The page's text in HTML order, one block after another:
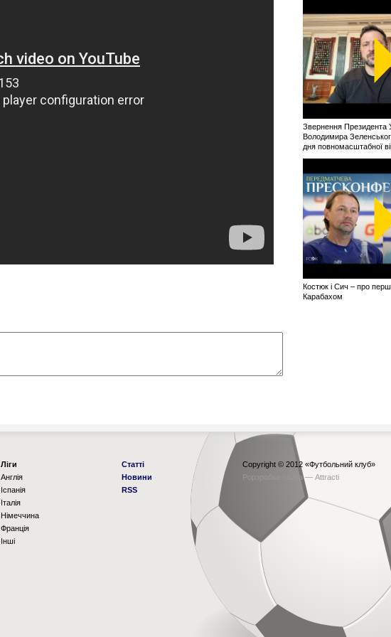
Звернення Президента
Володимира
дня повномасштабної
Костюк і Сич – про
Карабахом
Ліги
Англія
Іспанія
Італія
Німеччина
Франція
Інші
Статті
Новини
RSS
Copyright © 2012 «Футбольний клуб»
Рорзробка сайта — Attracti